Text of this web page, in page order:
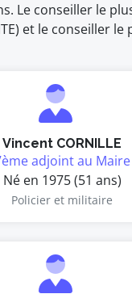
Le conseiller le
et le conseiller le
Vincent CORNILLE
adjoint au Maire
Né en 1975 (51 ans)
Policier et militaire